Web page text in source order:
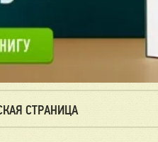
СТРАНИЦА